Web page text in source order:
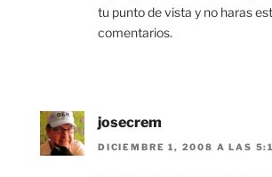
tu punto de vista y no haras
comentarios.
josecrem
DICIEMBRE 1, 2008 A LAS